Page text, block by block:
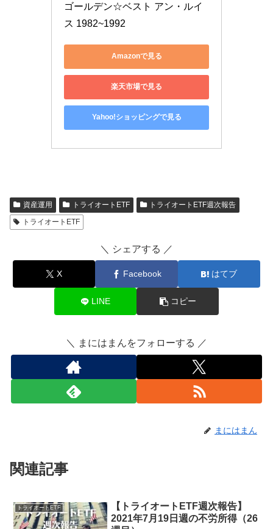
ゴールデン☆ベスト アン・ルイ
ス 1982~1992
Amazonで見る
楽天市場で見る
Yahoo!ショッピングで見る
資産運用 トライオートETF
トライオートETF週次報告
トライオートETF
＼ シェアする ／
X Facebook はてブ
LINE コピー
＼ まにはまんをフォローする ／
まにはまん
関連記事
トライオートETF
【トライオートETF週次報告】
2021年7月19日週の不労所得（26